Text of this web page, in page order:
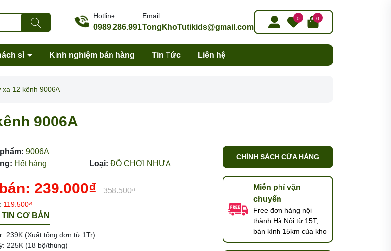
Hotline:
0989.286.991
Email:
TongKhoTutikids@gmail.com
0 0
sỉ Kinh nghiệm bán hàng Tin Tức Liên hệ
xa 12 kênh 9006A
9006A
9006A
Hết hàng Loại: ĐỒ CHƠI NHỰA
239.000₫ 358.500₫
119.500₫
TIN CƠ BẢN
239K (Xuất tổng đơn từ 1Tr)
225K (18 bộ/thùng)
Mã giảm giá:
Ngày hết hạn:
Điều kiện:
CHÍNH SÁCH CỬA HÀNG
Miễn phí vận
chuyển
Free đơn hàng nội
thành Hà Nội từ 15T,
bán kính 15km của kho